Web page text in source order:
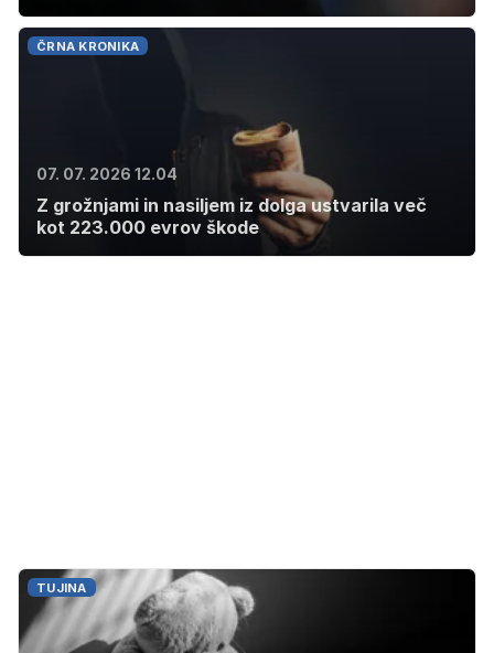
ČRNA KRONIKA
07. 07. 2026 12.04
Z grožnjami in nasiljem iz dolga ustvarila več
kot 223.000 evrov škode
TUJINA